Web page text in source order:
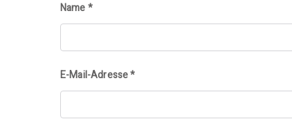
Name*
E-Mail-Adresse*